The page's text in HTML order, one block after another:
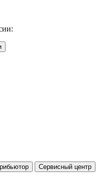
Сервисный центр